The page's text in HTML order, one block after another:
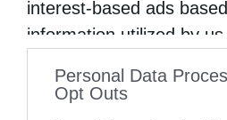
interest-based ads
information utilized by
to your opt-out. You
Personal Data
Opt Outs
διοργάνωσε η Θεολογική
και Καποδιστριακού
την 24η στο Αμφιθέατρο
Δρακόπουλος» …